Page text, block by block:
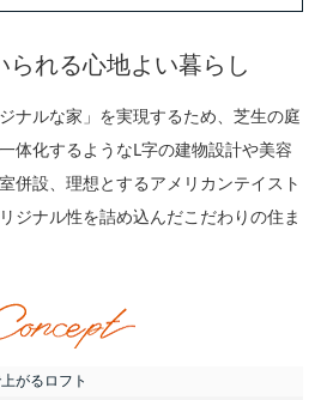
られる心地よい暮らし
ナルな家」を実現するため、芝生の庭
体化するようなL字の建物設計や美容
併設、理想とするアメリカンテイスト
ジナル性を詰め込んだこだわりの住ま
がるロフト